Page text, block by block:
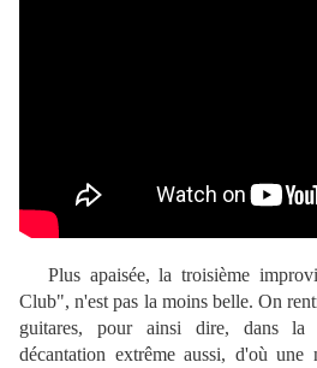
Plus apaisée, la troisième
Club", n'est pas la moins belle. On
guitares, pour ainsi dire, dans la
décantation extrême aussi, d'où